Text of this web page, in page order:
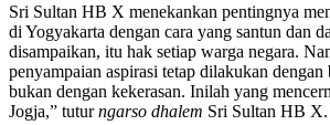
Sri Sultan HB X menekankan pentingnya
di Yogyakarta dengan cara yang santun dan
disampaikan, itu hak setiap warga negara.
penyampaian aspirasi tetap dilakukan dengan
bukan dengan kekerasan. Inilah yang
Jogja,” tuturngarso dhalem Sri Sultan HB X.